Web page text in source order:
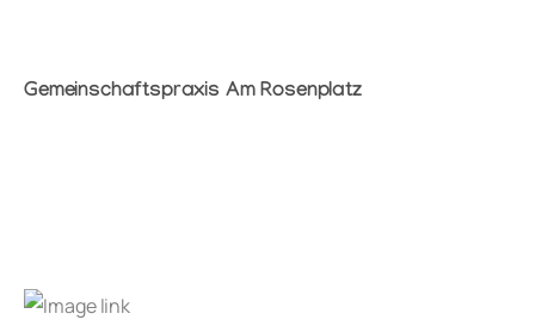
Gemeinschaftspraxis Am Rosenplatz